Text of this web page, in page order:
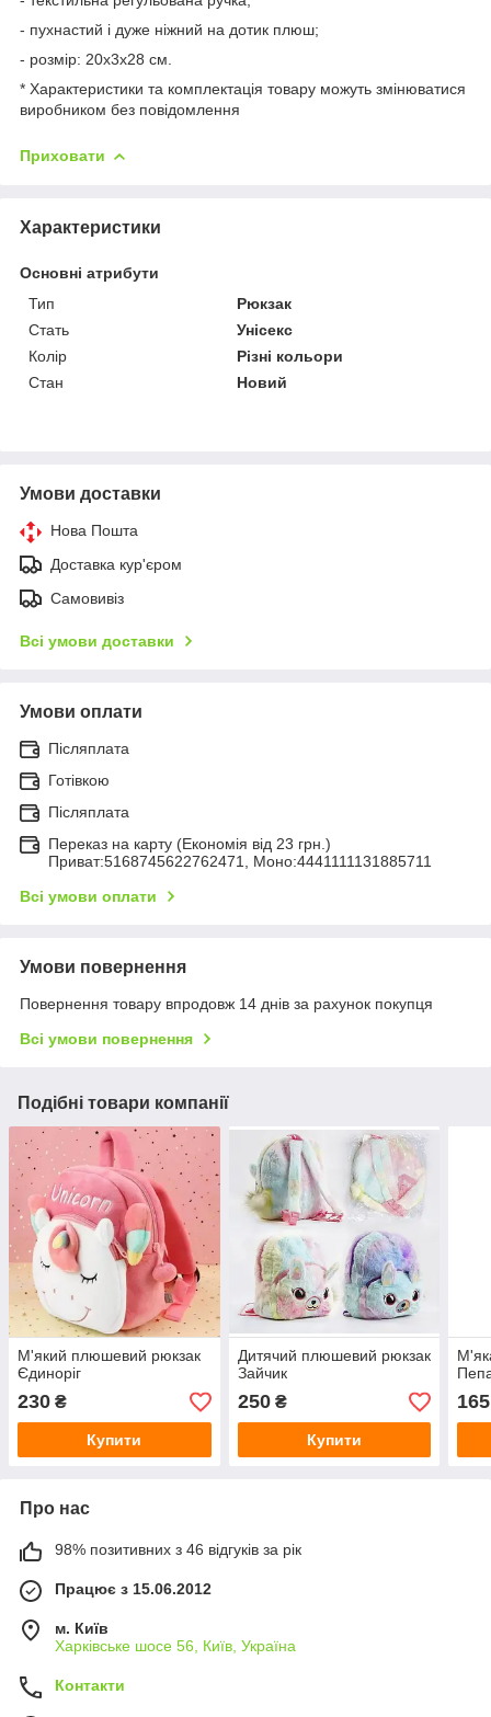
- пухнастий і дуже ніжний на дотик плюш;
- розмір: 20х3х28 см.
* Характеристики та комплектація товару можуть змінюватися
виробником без повідомлення
Приховати
Характеристики
Основні атрибути
Тип
Рюкзак
Стать
Унісекс
Колір
Різні кольори
Стан
Новий
Умови доставки
Нова Пошта
Доставка кур'єром
Самовивіз
Всі умови доставки
Умови оплати
Післяплата
Готівкою
Післяплата
Переказ на карту (Економія від 23 грн.)
Приват:5168745622762471, Моно:4441111131885711
Всі умови оплати
Умови повернення
Повернення товару впродовж 14 днів за рахунок покупця
Всі умови повернення
Подібні товари компанії
М'який плюшевий рюкзак
Єдиноріг
230 ₴
Купити
Дитячий плюшевий рюкзак
Зайчик
250₴
Купити
165
Про нас
98% позитивних з 46 відгуків за рік
Працює з 15.06.2012
м. Київ
Харківське шосе 56, Київ, Україна
Контакти